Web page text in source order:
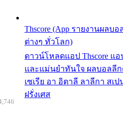
Thscore (App รายงานผล
ต่างๆ ทั่วโลก)
ดาวน์โหลดแอป Thscore แ
และแม่นยำทันใจ ผลบอลลี
เซเรีย อา อิตาลี ลาลีกา สเ
ฝรั่งเศส